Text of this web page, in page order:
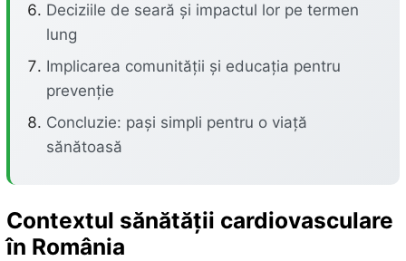
Deciziile de seară și impactul lor pe termen
lung
Implicarea comunității și educația pentru
prevenție
Concluzie: pași simpli pentru o viață
sănătoasă
Contextul sănătății cardiovasculare
în România